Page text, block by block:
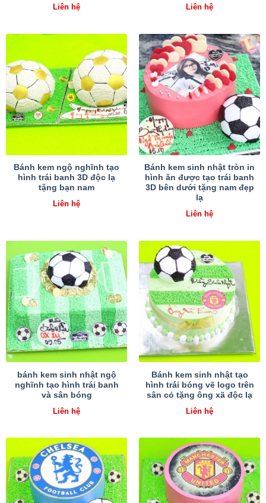
Liên hệ
Liên hệ
Bánh kem ngộ nghĩnh tạo
hình trái banh 3D độc lạ
tặng bạn nam
Liên hệ
Bánh kem sinh nhật tròn in
hình ăn được tạo trái banh
3D bên dưới tặng nam đẹp
lạ
Liên hệ
bánh kem sinh nhật ngộ
nghĩnh tạo hình trái banh
và sân bóng
Liên hệ
Bánh kem sinh nhật tạo
hình trái bóng vẽ logo trên
sân cỏ tặng ông xã độc lạ
Liên hệ